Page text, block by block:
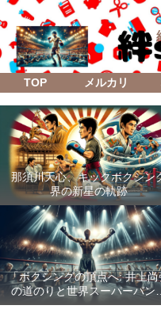
TOP メルカリ
那須川天心、キックボクシン
界の新星の軌跡
「ボクシングの頂点へ: 井上尚
の道のりと世界スーパーバン
ム級統一戦の全貌」